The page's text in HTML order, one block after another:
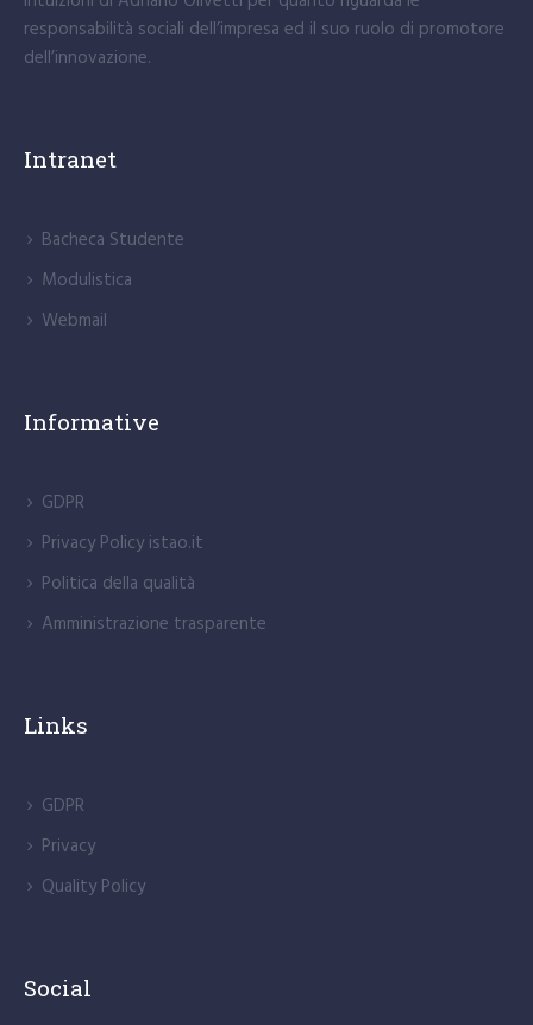
responsabilità sociali dell’impresa ed il suo ruolo di promotore
dell’innovazione.
Intranet
Bacheca Studente
Modulistica
Webmail
Informative
GDPR
Privacy Policy istao.it
Politica della qualità
Amministrazione trasparente
Links
GDPR
Privacy
Quality Policy
Social